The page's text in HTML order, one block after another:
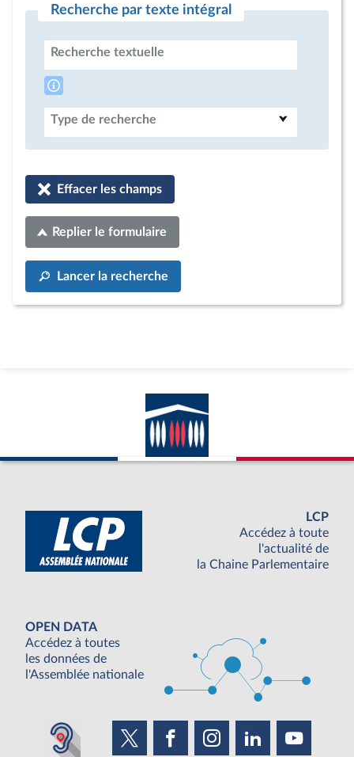
Recherche par texte intégral
Recherche textuelle
Type de recherche
Effacer les champs
Replier le formulaire
Lancer la recherche
LCP
Accédez à toute
l'actualité de
la Chaine Parlementaire
OPEN DATA
Accédez à toutes
les données de
l'Assemblée nationale